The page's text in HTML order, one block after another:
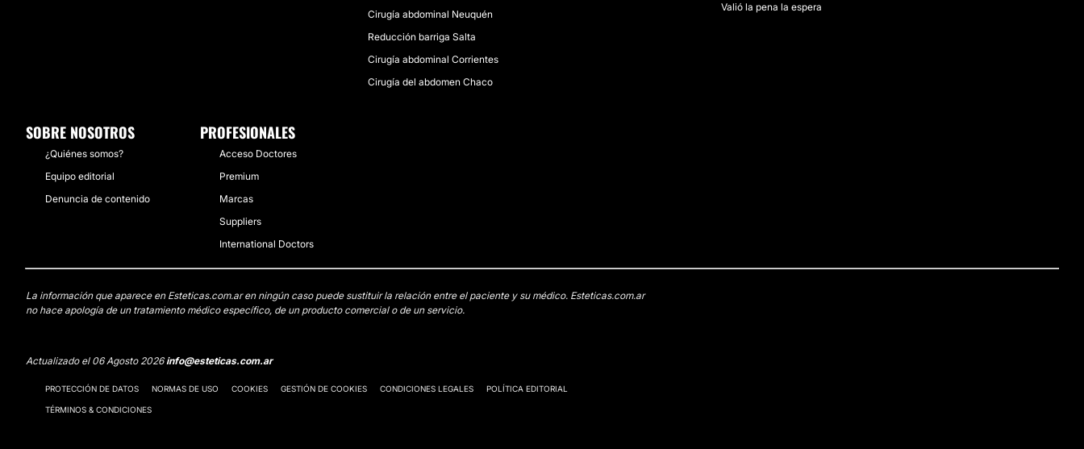
Cirugía abdominal Neuquén
Reducción barriga Salta
Cirugía abdominal Corrientes
Cirugía del abdomen Chaco
Valió la pena la espera
SOBRE NOSOTROS
¿Quiénes somos?
Equipo editorial
Denuncia de contenido
PROFESIONALES
Acceso Doctores
Premium
Marcas
Suppliers
International Doctors
La información que aparece en Esteticas.com.ar en ningún caso puede sustituir la relación entre el paciente y su médico. Esteticas.com.ar
no hace apología de un tratamiento médico específico, de un producto comercial o de un servicio.
Actualizado el 06 Agosto 2026info@esteticas.com.ar
PROTECCIÓN DE DATOS NORMAS DE USO COOKIES GESTIÓN DE COOKIES CONDICIONES LEGALES POLÍTICA EDITORIAL
TÉRMINOS & CONDICIONES